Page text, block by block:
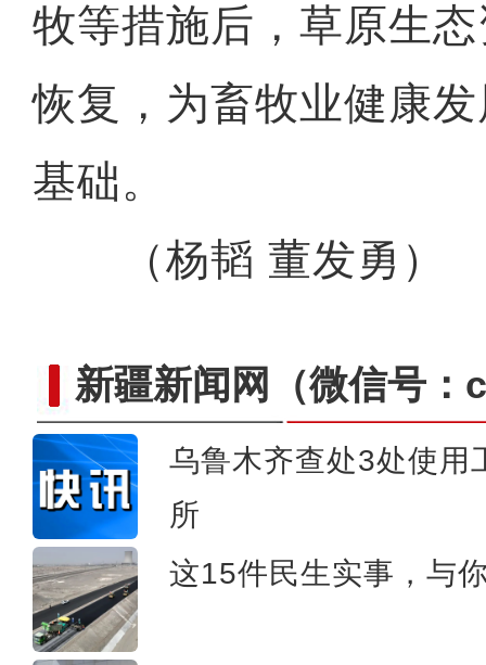
牧等措施后，草原生
恢复，为畜牧业健康
基础。
（杨韬 董发勇）
新疆新闻网 （微信号
乌鲁木齐查处3处使用
所
这15件民生实事，与
电影《大改水》在新